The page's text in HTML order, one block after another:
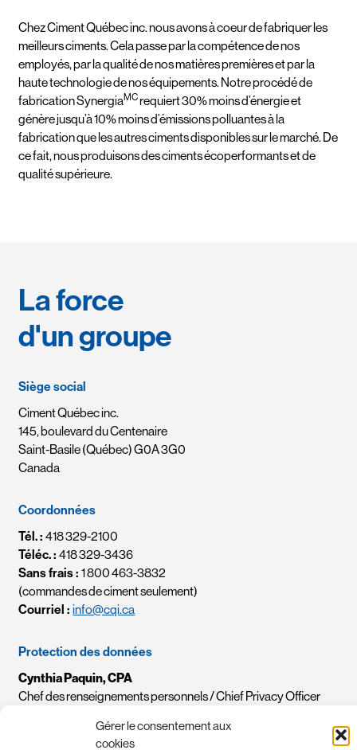
Gérer le consentement aux
cookies
Chez Ciment Québec inc. nous avons à coeur de fabriquer les
meilleurs ciments. Cela passe par la compétence de nos
employés, par la qualité de nos matières premières et par la
haute technologie de nos équipements. Notre procédé de
fabrication SynergiaMCrequiert 30% moins d’énergie et
génère jusqu’à 10% moins d’émissions polluantes à la
fabrication que les autres ciments disponibles sur le marché. De
ce fait, nous produisons des ciments écoperformants et de
qualité supérieure.
La force
d'un groupe
Siège social
Ciment Québec inc.
145, boulevard du Centenaire
Saint-Basile (Québec) G0A 3G0
Canada
Coordonnées
Tél. :418 329-2100
Téléc. :418 329-3436
Sans frais :1 800 463-3832
(commandes de ciment seulement)
Courriel : info@cqi.ca
Protection des données
Cynthia Paquin, CPA
Chef des renseignements personnels / Chief Privacy Officer